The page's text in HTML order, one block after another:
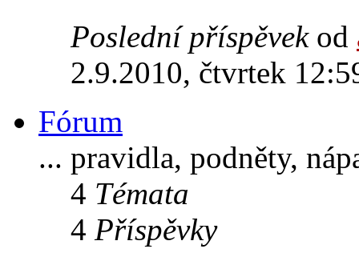
Poslední příspěvekod
2.9.2010, čtvrtek
Fórum
... pravidla, podněty,
4 Témata
4 Příspěvky